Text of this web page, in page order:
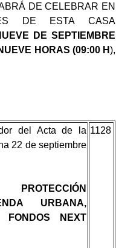
DE CELEBRAR EN
DE ESTA CASA
DE SEPTIEMBRE
HORAS (09:00 H),
del Acta de la
22 de septiembre
URBANA,
FONDOS NEXT
1128